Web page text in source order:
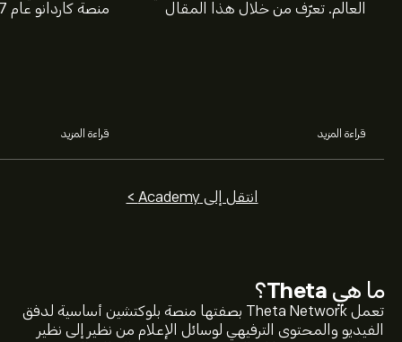
ما هي Theta؟
تعمل Theta Network بصفتها منصة بلوكتشين أساسية لدفق
الفيديو والمحتوى الترفيهي لوسائل الإعلام من نظير إلى نظير
العالم. تعرّف من خلال هذا المقال
قراءة المزيد قراءة المزيد
انتقل إلى Academy >